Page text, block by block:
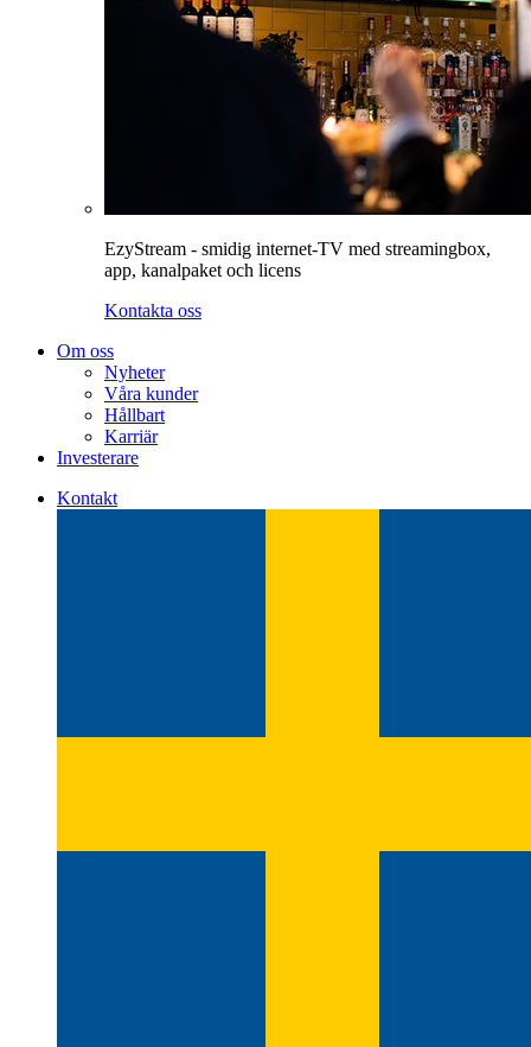
EzyStream - smidig internet-TV med streamingbox,
app, kanalpaket och licens
Kontakta oss
Om oss
Nyheter
Våra kunder
Hållbart
Karriär
Investerare
Kontakt